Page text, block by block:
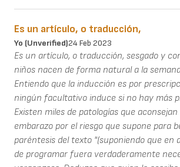
Es un artículo, o traducción,
Yo (unverified)24 Feb 2023
Es un artículo, o traducción, sesgado y
niños nacen de forma natural a la
Entiendo que la inducción es por
ningún facultativo induce si no hay más
Existen miles de patologías que
embarazo por el riesgo que supone para
paréntesis del texto "(suponiendo que en
de programar fuera verdaderamente